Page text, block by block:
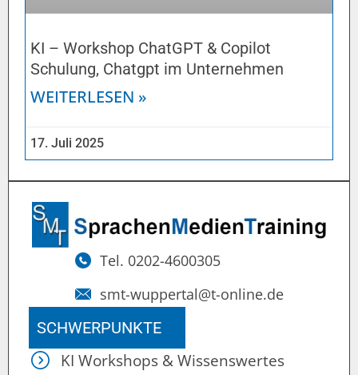
Tel. 0202-4600305
smt-wuppertal@t-online.de
SCHWERPUNKTE
KI Workshops & Wissenswertes
KI – Workshop ChatGPT & Copilot
Schulung, Chatgpt im Unternehmen
WEITERLESEN »
17. Juli 2025